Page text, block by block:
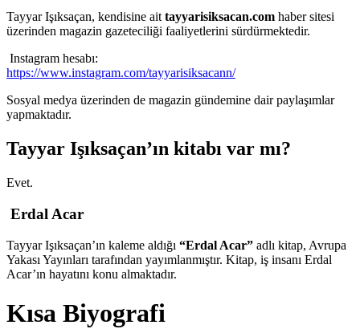
Tayyar Işıksaçan, kendisine ait tayyarisiksacan.com haber sitesi
üzerinden magazin gazeteciliği faaliyetlerini sürdürmektedir.
Instagram hesabı:
https://www.instagram.com/tayyarisiksacann/
Sosyal medya üzerinden de magazin gündemine dair paylaşımlar
yapmaktadır.
Tayyar Işıksaçan’ın kitabı var mı?
Evet.
Erdal Acar
Tayyar Işıksaçan’ın kaleme aldığı “Erdal Acar” adlı kitap, Avrupa
Yakası Yayınları tarafından yayımlanmıştır. Kitap, iş insanı Erdal
Acar’ın hayatını konu almaktadır.
Kısa Biyografi